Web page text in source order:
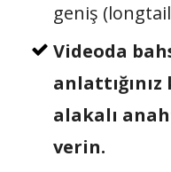
geniş
Videoda
alakalı
verin.